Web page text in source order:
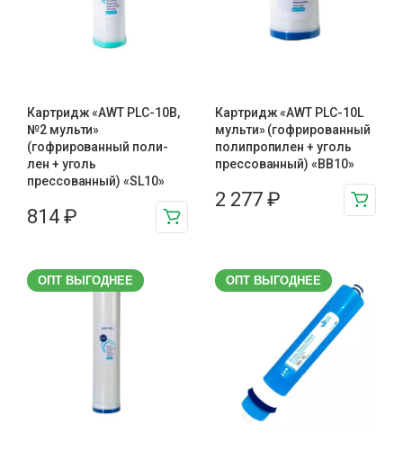
Картридж «AWT PLC-10B,
№2 мульти»
(гофрированный поли-
лен + уголь
прессованный) «SL10»
814 ₽
Картридж «AWT PLC-10L
мульти» (гофрированный
полипропилен + уголь
прессованный) «BB10»
2 277 ₽
ОПТ ВЫГОДНЕЕ ОПТ ВЫГОДНЕЕ